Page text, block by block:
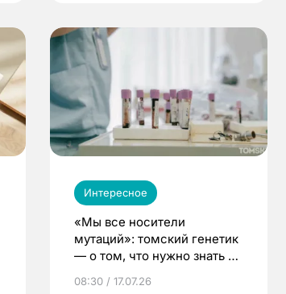
Интересное
«Мы все носители
мутаций»: томский генетик
— о том, что нужно знать до
08:30 / 17.07.26